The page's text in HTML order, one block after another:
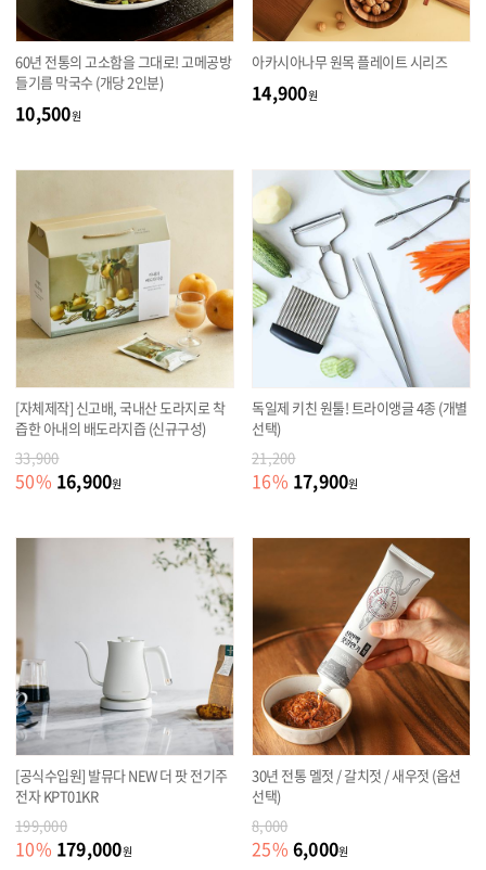
60년 전통의 고소함을 그대로! 고메공방
들기름 막국수 (개당 2인분)
10,500원
아카시아나무 원목 플레이트 시리즈
14,900원
[자체제작] 신고배, 국내산 도라지로 착
즙한 아내의 배도라지즙 (신규구성)
33,900
50% 16,900원
독일제 키친 원툴! 트라이앵글 4종 (개별
선택)
21,200
16% 17,900원
[공식수입원] 발뮤다 NEW 더 팟 전기주
전자 KPT01KR
199,000
10% 179,000원
30년 전통 멜젓 / 갈치젓 / 새우젓 (옵션
선택)
8,000
25% 6,000원